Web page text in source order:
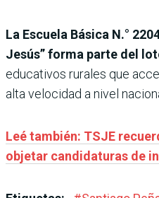
La Escuela Básica N.°
Jesús” forma parte del
educativos rurales que
alta velocidad a nivel
Leé también: TSJE
objetar candidaturas de